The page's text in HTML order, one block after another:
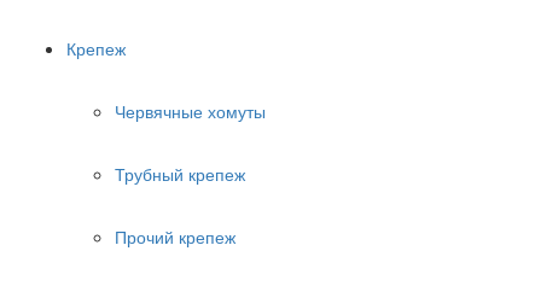
Крепеж
Червячные хомуты
Трубный крепеж
Прочий крепеж